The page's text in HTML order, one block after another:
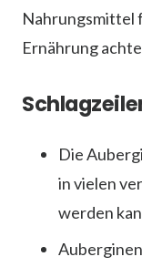
Nahrungsmittel
Ernährung
Die
in vielen
werden